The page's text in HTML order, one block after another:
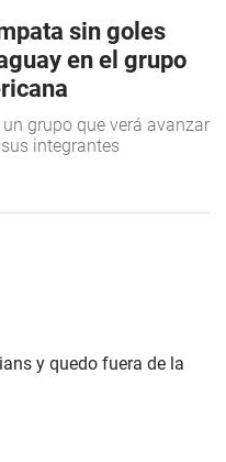
sin goles
en el grupo
grupo que verá avanzar
integrantes